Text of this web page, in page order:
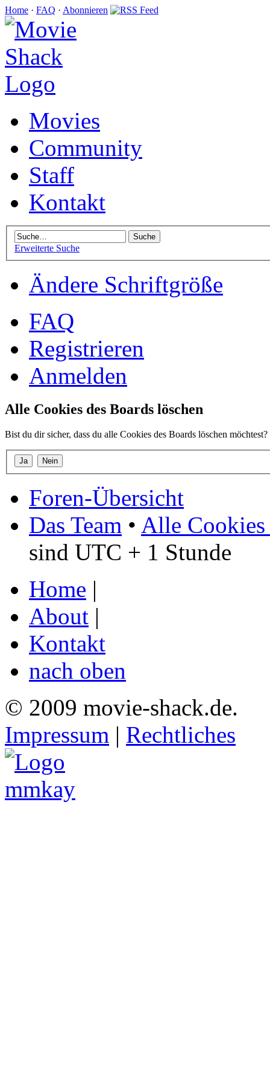
Home · FAQ · Abonnieren
Movies
Community
Staff
Kontakt
Erweiterte Suche
Ändere Schriftgröße
FAQ
Registrieren
Anmelden
Alle Cookies des Boards löschen
Bist du dir sicher, dass du alle Cookies des Boards löschen möchtest?
Foren-Übersicht
Das Team • Alle Cookies
sind UTC + 1 Stunde
Home |
About |
Kontakt
nach oben
© 2009 movie-shack.de.
Impressum | Rechtliches